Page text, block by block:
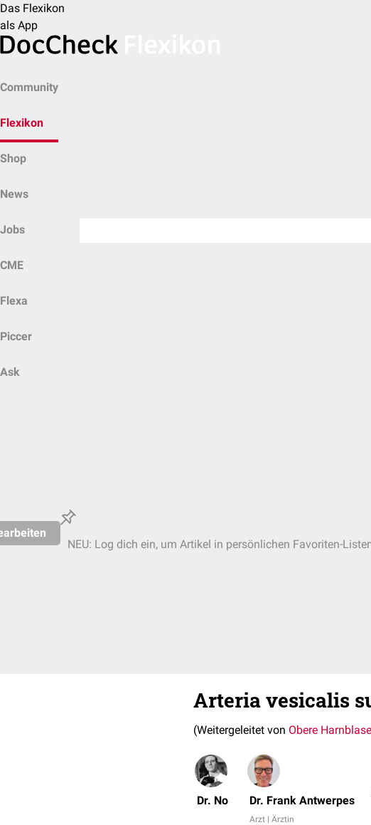
Das Flexikon
als App
Community
Flexikon
Shop
News
Jobs
CME
Flexa
Piccer
Ask
NEU: Log dich ein, um Artikel in persönlichen Favoriten-
Arteria vesicalis
(Weitergeleitet von Obere
Dr. No Dr. Frank Antwerpes
Arzt | Ärztin